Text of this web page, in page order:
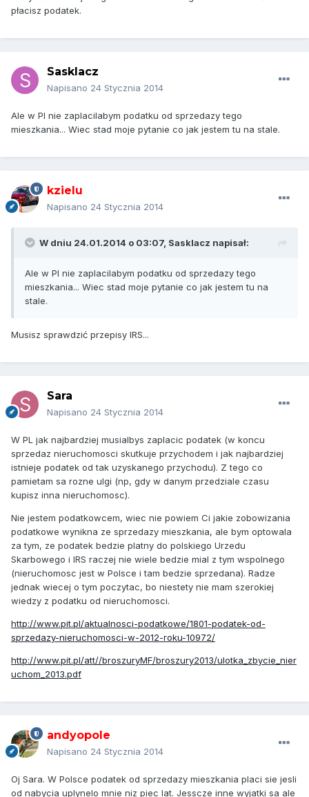
płacisz podatek.
Sasklacz
Napisano 24 Stycznia 2014
Ale w Pl nie zaplacilabym podatku od sprzedazy tego
mieszkania... Wiec stad moje pytanie co jak jestem tu na stale.
kzielu
Napisano 24 Stycznia 2014
W dniu 24.01.2014 o 03:07, Sasklacz napisał:
Ale w Pl nie zaplacilabym podatku od sprzedazy tego
mieszkania... Wiec stad moje pytanie co jak jestem tu na
stale.
Musisz sprawdzić przepisy IRS...
Sara
Napisano 24 Stycznia 2014
W PL jak najbardziej musialbys zaplacic podatek (w koncu
sprzedaz nieruchomosci skutkuje przychodem i jak najbardziej
istnieje podatek od tak uzyskanego przychodu). Z tego co
pamietam sa rozne ulgi (np, gdy w danym przedziale czasu
kupisz inna nieruchomosc).
Nie jestem podatkowcem, wiec nie powiem Ci jakie zobowizania
podatkowe wynikna ze sprzedazy mieszkania, ale bym optowala
za tym, ze podatek bedzie platny do polskiego Urzedu
Skarbowego i IRS raczej nie wiele bedzie mial z tym wspolnego
(nieruchomosc jest w Polsce i tam bedzie sprzedana). Radze
jednak wiecej o tym poczytac, bo niestety nie mam szerokiej
wiedzy z podatku od nieruchomosci.
http://www.pit.pl/aktualnosci-podatkowe/1801-podatek-od-
sprzedazy-nieruchomosci-w-2012-roku-10972/
http://www.pit.pl/att//broszuryMF/broszury2013/ulotka_zbycie_nier
uchom_2013.pdf
andyopole
Napisano 24 Stycznia 2014
Oj Sara. W Polsce podatek od sprzedazy mieszkania placi sie jesli
od nabycia uplynelo mnie niz piec lat. Jesscze inne wyjatki sa ale